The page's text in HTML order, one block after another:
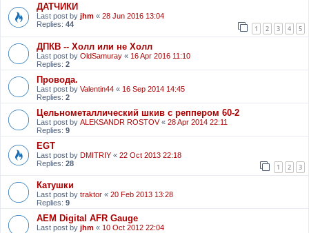
ДАТЧИКИ
Last post by jhm « 28 Jun 2016 13:04
Replies: 44 1 2 3 4 5
ДПКВ -- Холл или не Холл
Last post by OldSamuray « 16 Apr 2016 11:10
Replies: 2
Провода.
Last post by Valentin44 « 16 Sep 2014 14:45
Replies: 2
Цельнометаллический шкив с реппером 60-2
Last post by ALEKSANDR ROSTOV« 28 Apr 2014 22:11
Replies: 9
EGT
Last post by DMITRIY « 22 Oct 2013 22:18
Replies: 28 1 2 3
Катушки
Last post by traktor « 20 Feb 2013 13:28
Replies: 9
АЕМ Digital AFR Gauge
Last post by jhm « 10 Oct 2012 22:04